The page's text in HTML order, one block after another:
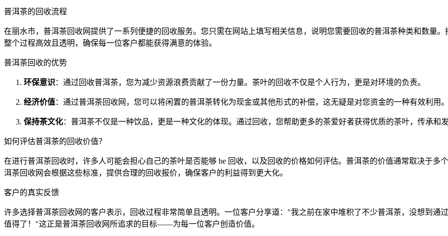
普洱茶的回收流程
在丽水市，普洱茶回收网提供了一系列便捷的回收服务。您只需在网站上填写相关信息，说明您需要回收的普洱茶种类和数量
整个过程高效且透明，确保每一位客户都能获得满意的体验。
普洱茶回收的优势
环保意识 ：通过回收普洱茶，您为减少资源浪费贡献了一份力量。茶叶的回收不仅是个人行为，更是对环境的负责。
经济价值：通过普洱茶回收网，您可以将闲置的普洱茶转化为现金或其他形式的补偿，这无疑是对您资金的一种有效利用。
保持茶文化：普洱茶不仅是一种饮品，更是一种文化的体现。通过回收，您帮助更多的茶爱好者获得优质的茶叶，传承和
如何评估普洱茶的回收价值？
在进行普洱茶回收时，许多人可能会担心自己的茶叶是否能够 be 回收，以及回收的价格如何评估。普洱茶的价值通常取决于多
洱茶回收网会根据这些标准，提供合理的回收报价，确保客户的利益得到更大化。
客户的真实反馈
许多选择普洱茶回收网的客户表示，回收过程非常简单且透明。一位客户分享道："我之前在家中堆积了不少普洱茶，没想到通
值得了！"这正是普洱茶回收网所追求的目标——为每一位客户创造价值。